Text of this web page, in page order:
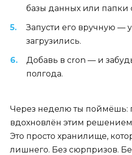
базы данных или папки
Запусти его вручную —
загрузились.
Добавь в cron — и
полгода.
Через неделю ты поймёшь:
вдохновлён этим решением.
Это просто хранилище,
лишнего. Без сюрпризов.